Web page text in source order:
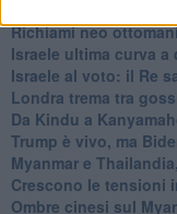
Richiami neo
Israele ultima curva a
Israele al voto: il Re
Londra trema tra
Da Kindu a
Trump è vivo, ma
Myanmar e
Crescono le tensioni
Ombre cinesi sul